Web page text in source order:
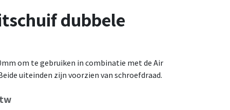
dubbele
om te gebruiken in combinatie met de Air
uiteinden zijn voorzien van schroefdraad.